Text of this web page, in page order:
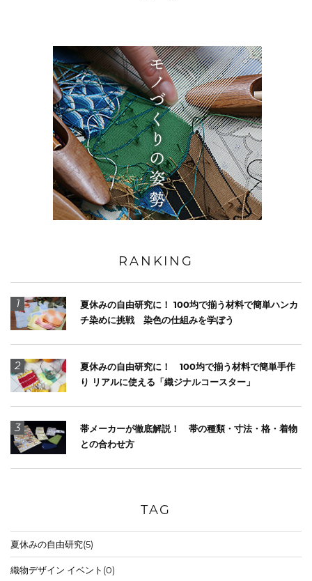
RANKING
1
夏休みの自由研究に！ 100均で揃う材料で簡単ハンカ
チ染めに挑戦 染色の仕組みを学ぼう
2
夏休みの自由研究に！ 100均で揃う材料で簡単手作
り リアルに使える「織ジナルコースター」
3
帯メーカーが徹底解説！ 帯の種類・寸法・格・着物
との合わせ方
TAG
夏休みの自由研究(5)
織物デザイン イベント (0)